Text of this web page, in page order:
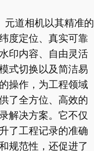
元道相机以其精准的
度定位、真实可靠
印内容、自由灵活
式切换以及简洁易
操作，为工程领域
了全方位、高效的
解决方案。它不仅
了工程记录的准确
规范性，还促进了